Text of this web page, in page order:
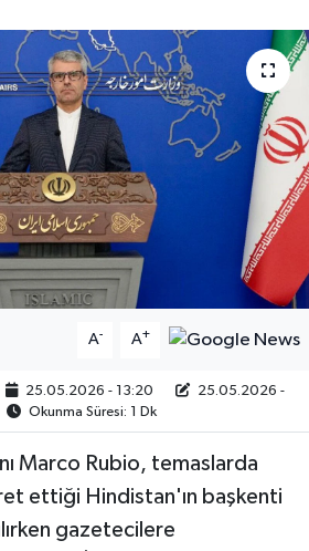
A- A+
25.05.2026 - 13:20
25.05.2026 -
Okunma Süresi: 1 Dk
Marco Rubio, temaslarda
ettiği Hindistan'ın başkenti
gazetecilere